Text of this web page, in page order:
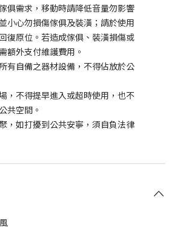
俱需求，移動時請降低音量勿影響
小心勿損傷傢俱及裝潢；請於使用
復原位。若造成傢俱、裝潢損傷或
額外支付維護費用。
有自備之器材設備，不得佔放於公
，不得提早進入或超時使用，也不
共空間。
，如打擾到公共安寧，須自負法律